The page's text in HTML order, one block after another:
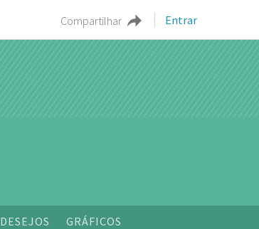
Compartilhar Entrar
DESEJOS GRÁFICOS